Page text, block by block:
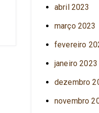
abril 2023
março 2023
fevereiro
janeiro 2023
dezembro
novembro